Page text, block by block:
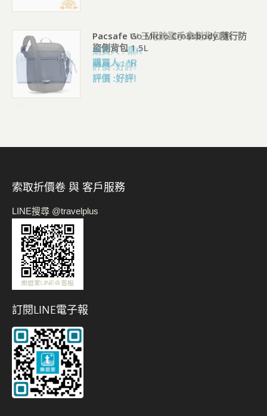
Pacsafe Go Micro Crossbody 隨行防
盜側背包 1.5L
購買人 : *R
評價 :好評!
索取折價卷 與 客戶服務
LINE搜尋 @travelplus
訂閱LINE電子報